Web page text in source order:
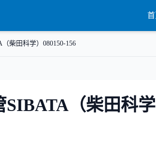
柴田科学）080150-156
（柴田科学